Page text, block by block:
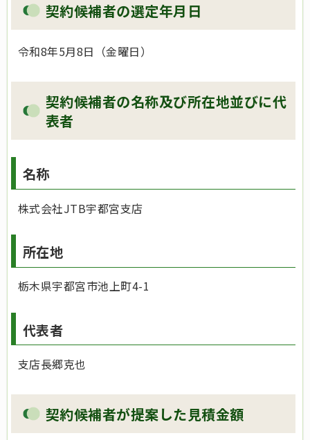
契約候補者の選定年月日
令和8年5月8日（金曜日）
契約候補者の名称及び所在地並びに代
表者
名称
株式会社JTB宇都宮支店
所在地
栃木県宇都宮市池上町4-1
代表者
支店長郷克也
契約候補者が提案した見積金額